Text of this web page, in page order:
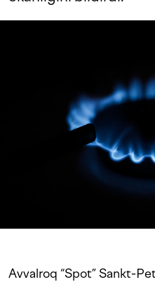
Avvalroq “Spot” Sankt-